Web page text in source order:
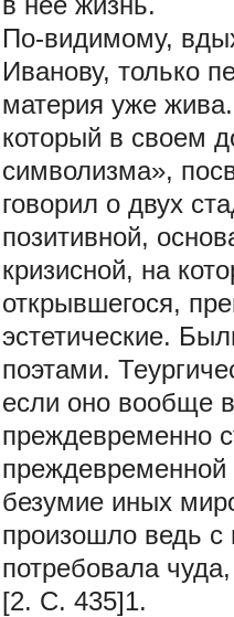
По-видимому,
Иванову, только
материя уже
который в своем
символизма»,
говорил о двух
позитивной,
кризисной, на
открывшегося,
эстетические.
поэтами.
если оно вообще
преждевременно
безумие иных
произошло ведь
потребовала
[2. С. 435]1.